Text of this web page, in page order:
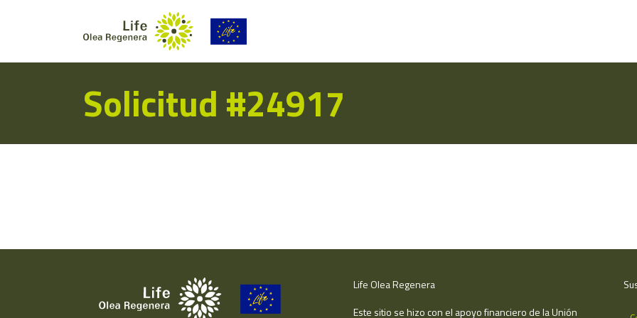
Solicitud #24917
Life Olea Regenera
Este sitio se hizo con el apoyo financiero de la Unión